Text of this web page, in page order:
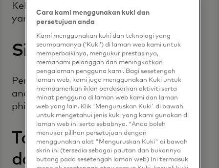
Kekurangan dalam proses bisnis harian
yang dapat mengganggu operasi
Siber
Penyalahgunaan sistem informasi oleh
ancaman seperti ransomware atau
phishing
Tata kelola lingkungan
dan sosial (ESG)
Cara kami menggunakan kuki dan
persetujuan anda
Kami menggunakan kuki dan teknologi yang
seumpamanya (‘Kuki’) di laman web kami untuk
memperbaikinya, mengukur prestasinya,
memahami pelanggan dan meningkatkan
pengalaman pengguna kami. Bagi sesetengah
laman web, kami juga menggunakan Kuki untuk
mempamerkan iklan berdasarkan aktiviti serta
minat pengguna di laman web kami dan laman
web yang lain. Klik 'Menguruskan Kuki' di bawah
untuk mengetahui jenis kuki yang kami gunakan di
laman web ini serta sebabnya. *Anda boleh
menukar pilihan persetujuan dengan
menggunakan alat "Menguruskan Kuki" di bawah
skrin ini (tersedia sebagai pautan dan bukannya
butang pada sesetengah laman web) Ini termasuk